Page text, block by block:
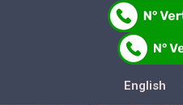
English